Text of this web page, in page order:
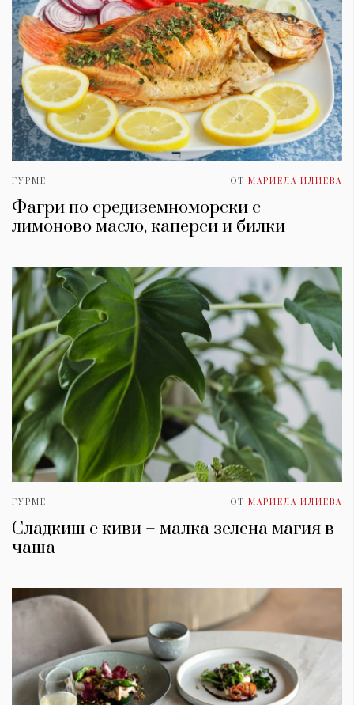
ГУРМЕ ОТ МАРИЕЛА ИЛИЕВА
Фагри по средиземноморски с
лимоново масло, каперси и билки
ГУРМЕ ОТ МАРИЕЛА ИЛИЕВА
Сладкиш с киви – малка зелена магия в
чаша